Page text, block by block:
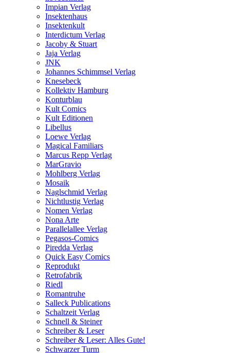
Impian Verlag
Insektenhaus
Insektenkult
Interdictum Verlag
Jacoby & Stuart
Jaja Verlag
JNK
Johannes Schimmsel Verlag
Knesebeck
Kollektiv Hamburg
Konturblau
Kult Comics
Kult Editionen
Libellus
Loewe Verlag
Magical Familiars
Marcus Repp Verlag
MarGravio
Mohlberg Verlag
Mosaik
Naglschmid Verlag
Nichtlustig Verlag
Nomen Verlag
Nona Arte
Parallelallee Verlag
Pegasos-Comics
Piredda Verlag
Quick Easy Comics
Reprodukt
Retrofabrik
Riedl
Romantruhe
Salleck Publications
Schaltzeit Verlag
Schnell & Steiner
Schreiber & Leser
Schreiber & Leser: Alles Gute!
Schwarzer Turm